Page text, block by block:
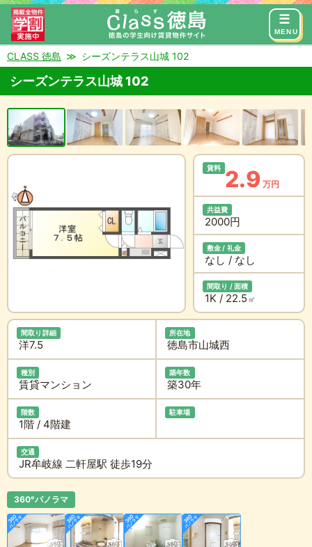
MENU
来店予約 お問い合わせ
CLASS 徳島 シーズンテラス山城 102
シーズンテラス山城 102
賃料 2.9 万円
共益費
2000円
敷金 / 礼金
なし / なし
間取り / 面積
1K / 22.5 ㎡
間取り詳細
洋7.5
所在地
徳島市山城西
種別
賃貸マンション
築年数
築30年
階数
1階 / 4階建
駐車場
交通
JR牟岐線 二軒屋駅 徒歩19分
360°パノラマ